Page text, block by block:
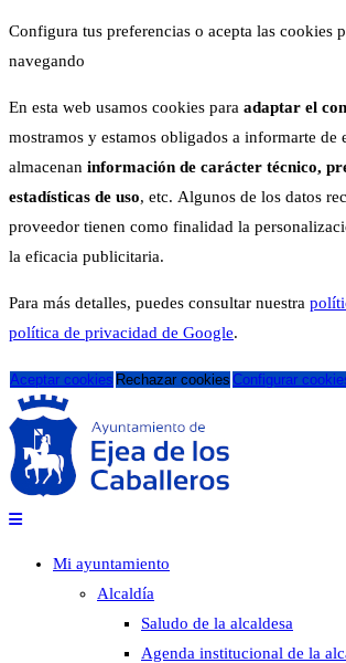
Configura tus preferencias o acepta las cookies
navegando
En esta web usamos cookies para adaptar el
mostramos y estamos obligados a informarte de
almacenan información de carácter técnico,
estadísticas de uso, etc. Algunos de los datos
proveedor tienen como finalidad la
la eficacia publicitaria.
Para más detalles, puedes consultar nuestra
política de privacidad de Google.
Aceptar cookies Rechazar cookies Configurar
Mi ayuntamiento
Alcaldía
Saludo de la alcaldesa
Agenda institucional de la